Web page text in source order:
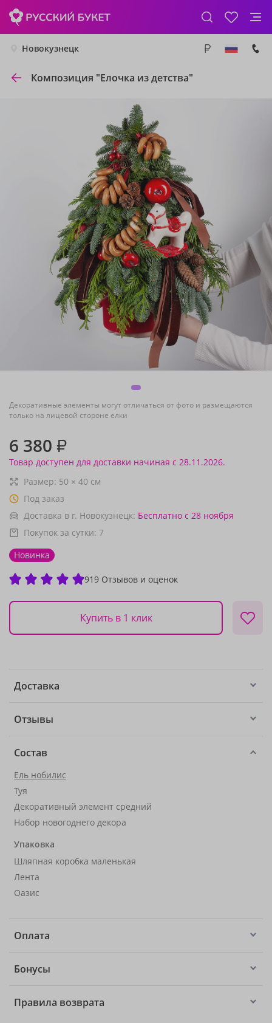
Новокузнецк
Композиция "Елочка из детства"
Декоративные элементы могут отличаться от фото и размещаются
только на лицевой стороне елки
6 380 ₽
Товар доступен для доставки начиная с 28.11.2026.
Размер: 50 × 40 см
Под заказ
Доставка в г. Новокузнецк: Бесплатно с 28 ноября
Покупок за сутки: 7
Новинка
919 Отзывов и оценок
Купить в 1 клик
Доставка
Отзывы
Состав
Ель нобилис
Туя
Декоративный элемент средний
Набор новогоднего декора
Упаковка
Шляпная коробка маленькая
Лента
Оазис
Оплата
Бонусы
Правила возврата